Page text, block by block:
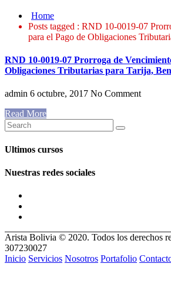
Home
Posts tagged : RND 10-0019-07
para el Pago de Obligaciones
RND 10-0019-07 Prorroga de
Obligaciones Tributarias para Tarija,
admin 6 octubre, 2017 No Comment
Read More
Ultimos cursos
Nuestras redes sociales
Arista Bolivia © 2020. Todos los derechos
307230027
Inicio Servicios Nosotros Portafolio